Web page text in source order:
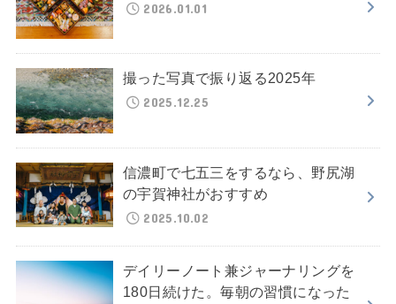
2026.01.01
撮った写真で振り返る2025年
2025.12.25
信濃町で七五三をするなら、野尻湖
の宇賀神社がおすすめ
2025.10.02
デイリーノート兼ジャーナリングを
180日続けた。毎朝の習慣になった